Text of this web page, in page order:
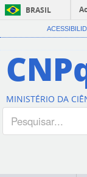
BRASIL
MINISTÉRIO DA